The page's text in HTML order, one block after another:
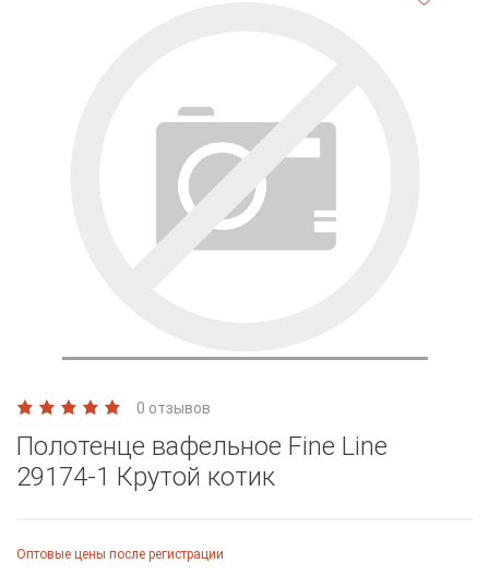
0 отзывов
Полотенце вафельное Fine Line
29174-1 Крутой котик
Оптовые цены после регистрации